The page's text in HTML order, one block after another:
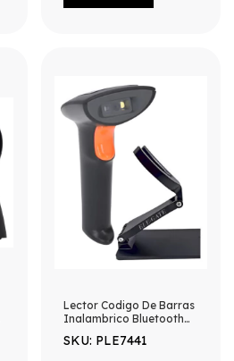
Lector Codigo De Barras
Inalambrico Bluetooth
SKU: PLE7441